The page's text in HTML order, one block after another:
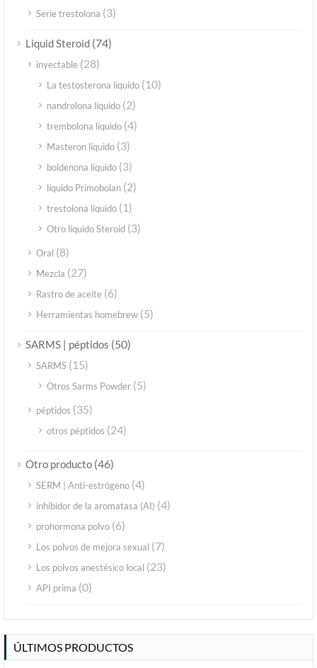
Serie trestolona (3)
Liquid Steroid (74)
inyectable (28)
La testosterona líquido (10)
nandrolona líquido (2)
trembolona líquido (4)
Masteron líquido (3)
boldenona líquido (3)
líquido Primobolan (2)
trestolona líquido (1)
Otro líquido Steroid (3)
Oral (8)
Mezcla (27)
Rastro de aceite (6)
Herramientas homebrew (5)
SARMS | péptidos (50)
SARMS (15)
Otros Sarms Powder (5)
péptidos (35)
otros péptidos (24)
Otro producto (46)
SERM | Anti-estrógeno (4)
inhibidor de la aromatasa (AI) (4)
prohormona polvo (6)
Los polvos de mejora sexual (7)
Los polvos anestésico local (23)
API prima (0)
ÚLTIMOS PRODUCTOS